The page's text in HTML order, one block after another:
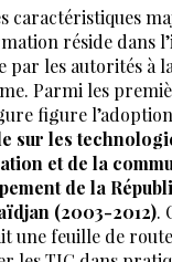
caractéristiques
réside dans
par les autorités à
Parmi les
figure
sur les
et de la
de la
(2003-2012).
une feuille de